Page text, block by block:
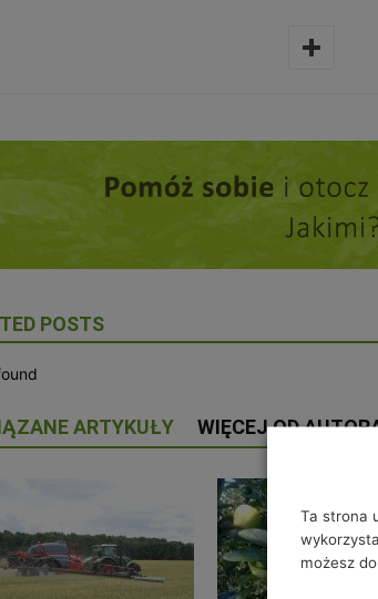
POSTS
ARTYKUŁY WIĘCEJ OD
Ta strona
możesz